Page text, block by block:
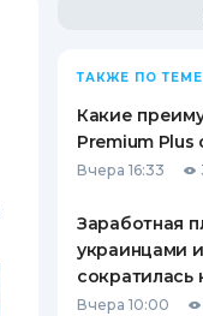
ТАКЖЕ ПО ТЕМЕ
Какие
Premium Plus
Вчера 16:33
Заработная
украинцами
сократилась
Вчера 10:00